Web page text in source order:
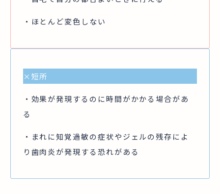
・ほとんど変色しない
× 短所
・効果が発現するのに時間がかかる場合があ
る
・まれに知覚過敏の症状やジェルの残存によ
り歯肉炎が発現する恐れがある